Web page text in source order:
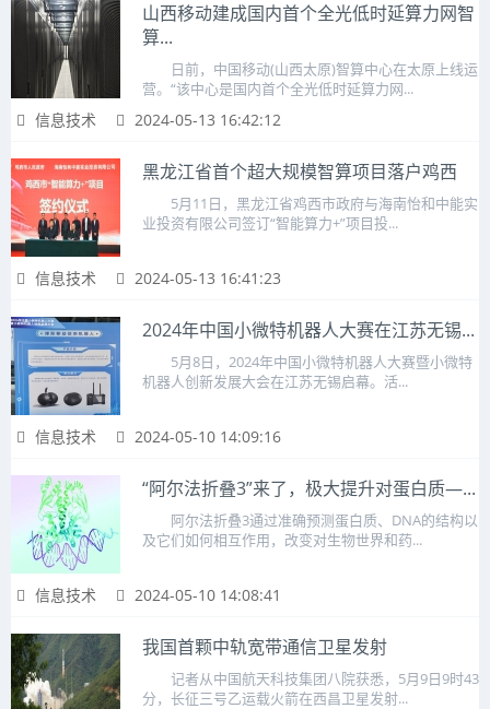
山西移动建成国内首个全光低时延算力网智
算...
日前，中国移动(山西太原)智算中心在太原上线运
营。“该中心是国内首个全光低时延算力网...
信息技术 2024-05-13 16:42:12
黑龙江省首个超大规模智算项目落户鸡西
5月11日，黑龙江省鸡西市政府与海南怡和中能实
业投资有限公司签订“智能算力+”项目投...
信息技术 2024-05-13 16:41:23
2024年中国小微特机器人大赛在江苏无锡...
5月8日，2024年中国小微特机器人大赛暨小微特
机器人创新发展大会在江苏无锡启幕。活...
信息技术 2024-05-10 14:09:16
“阿尔法折叠3”来了，极大提升对蛋白质—...
阿尔法折叠3通过准确预测蛋白质、DNA的结构以
及它们如何相互作用，改变对生物世界和药...
信息技术 2024-05-10 14:08:41
我国首颗中轨宽带通信卫星发射
记者从中国航天科技集团八院获悉，5月9日9时43
分，长征三号乙运载火箭在西昌卫星发射...